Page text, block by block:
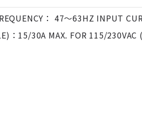
： 47～63HZ INPUT
：15/30A MAX. FOR 115/